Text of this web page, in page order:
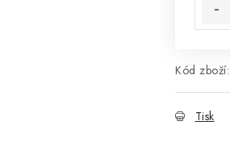
Kód zboží:
Tisk